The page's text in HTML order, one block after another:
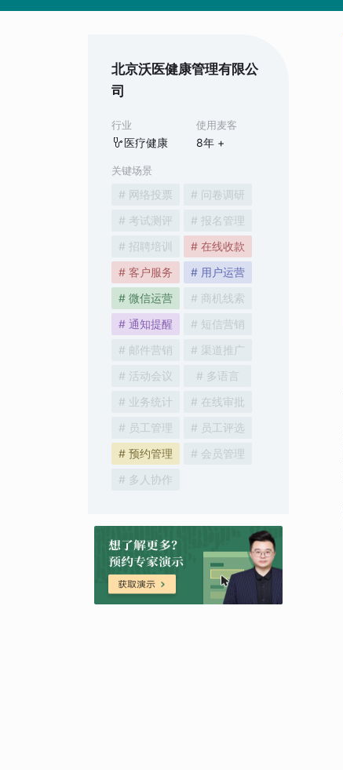
北京沃医健康管理有限公
司
行业
医疗健康
使用麦客
8年 +
关键场景
# 网络投票
# 问卷调研
# 考试测评
# 报名管理
# 招聘培训
# 在线收款
# 客户服务
# 用户运营
# 微信运营
# 商机线索
# 通知提醒
# 短信营销
# 邮件营销
# 渠道推广
# 活动会议
# 多语言
# 业务统计
# 在线审批
# 员工管理
# 员工评选
# 预约管理
# 会员管理
# 多人协作